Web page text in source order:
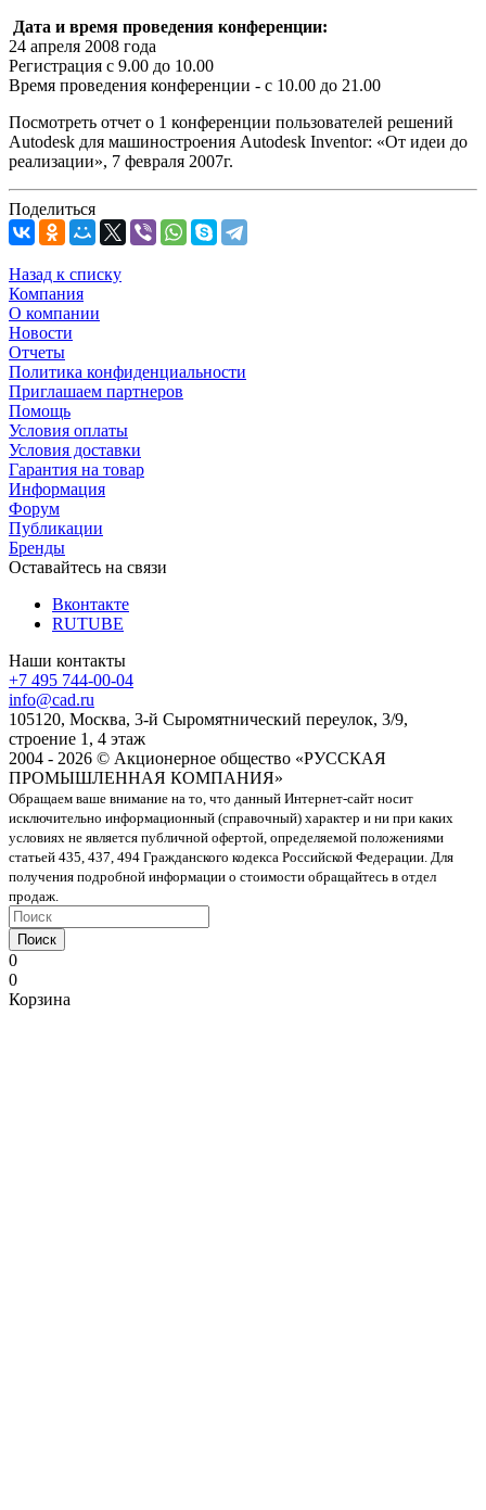
Дата и время проведения конференции:
24 апреля 2008 года
Регистрация с 9.00 до 10.00
Время проведения конференции - с 10.00 до 21.00
Посмотреть отчет о 1 конференции пользователей решений
Autodesk для машиностроения Autodesk Inventor: «От идеи до
реализации», 7 февраля 2007г.
Поделиться
Назад к списку
Компания
О компании
Новости
Отчеты
Политика конфиденциальности
Приглашаем партнеров
Помощь
Условия оплаты
Условия доставки
Гарантия на товар
Информация
Форум
Публикации
Бренды
Оставайтесь на связи
Вконтакте
RUTUBE
Наши контакты
+7 495 744-00-04
info@cad.ru
105120, Москва, 3-й Сыромятнический переулок, 3/9,
строение 1, 4 этаж
2004 - 2026 © Акционерное общество «РУССКАЯ
ПРОМЫШЛЕННАЯ КОМПАНИЯ»
Обращаем ваше внимание на то, что данный Интернет-сайт носит
исключительно информационный (справочный) характер и ни при каких
условиях не является публичной офертой, определяемой положениями
статьей 435, 437, 494 Гражданского кодекса Российской Федерации. Для
получения подробной информации о стоимости обращайтесь в отдел
продаж.
Поиск
0
0
Корзина